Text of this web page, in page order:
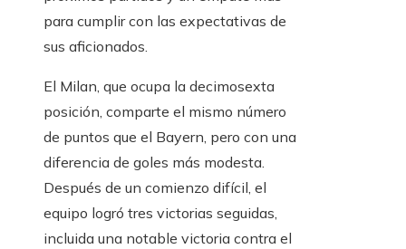
para cumplir con las expectativas de
sus aficionados.
El Milan, que ocupa la decimosexta
posición, comparte el mismo número
de puntos que el Bayern, pero con una
diferencia de goles más modesta.
Después de un comienzo difícil, el
equipo logró tres victorias seguidas,
incluida una notable victoria contra el